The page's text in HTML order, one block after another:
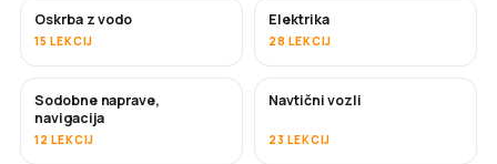
Oskrba z vodo
15 LEKCIJ
Elektrika
28 LEKCIJ
Sodobne naprave,
navigacija
12 LEKCIJ
Navtični vozli
23 LEKCIJ